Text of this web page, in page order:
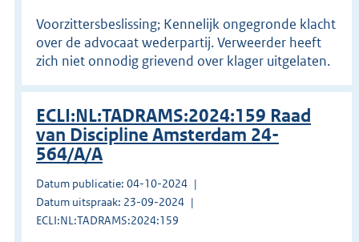
Voorzittersbeslissing; Kennelijk ongegronde klacht
over de advocaat wederpartij. Verweerder heeft
zich niet onnodig grievend over klager uitgelaten.
ECLI:NL:TADRAMS:2024:159 Raad
van Discipline Amsterdam 24-
564/A/A
Datum publicatie: 04-10-2024
Datum uitspraak: 23-09-2024
ECLI:NL:TADRAMS:2024:159